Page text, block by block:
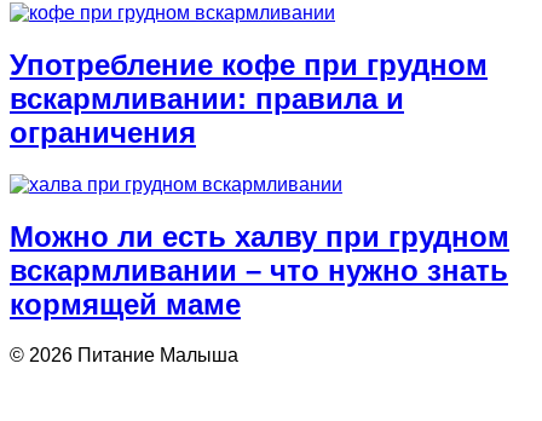
Употребление кофе при грудном
вскармливании: правила и
ограничения
Можно ли есть халву при грудном
вскармливании – что нужно знать
кормящей маме
© 2026 Питание Малыша